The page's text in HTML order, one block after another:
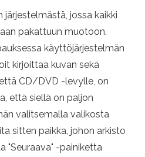
jossa kaikki
pakattuun muotoon.
käyttöjärjestelmän
kirjoittaa kuvan sekä
CD/DVD -levylle, on
että siellä on paljon
valitsemalla valikosta
sitten paikka, johon arkisto
"Seuraava" -painiketta